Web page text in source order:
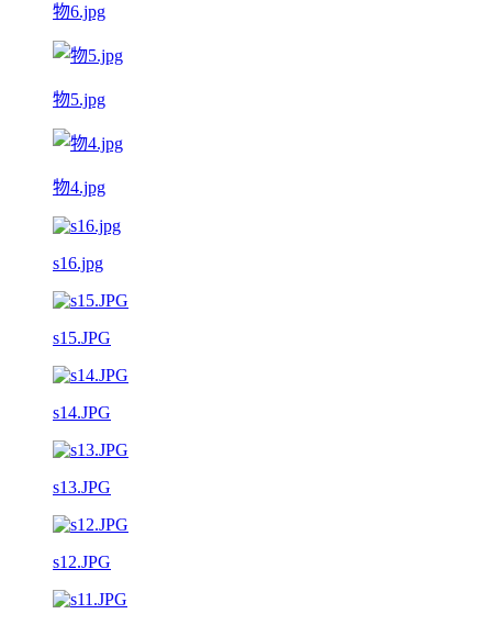
物6.jpg
物5.jpg
物4.jpg
s16.jpg
s15.JPG
s14.JPG
s13.JPG
s12.JPG